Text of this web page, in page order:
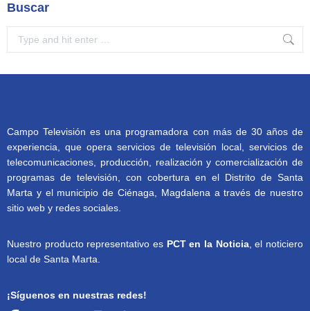
Buscar
Campo Televisión es una programadora con más de 30 años de
experiencia, que opera servicios de televisión local, servicios de
telecomunicaciones, producción, realización y comercialización de
programas de televisión, con cobertura en el Distrito de Santa
Marta y el municipio de Ciénaga, Magdalena a través de nuestro
sitio web y redes sociales.
Nuestro producto representativo es PCT en la Noticia, el noticiero
local de Santa Marta.
¡Síguenos en nuestras redes!